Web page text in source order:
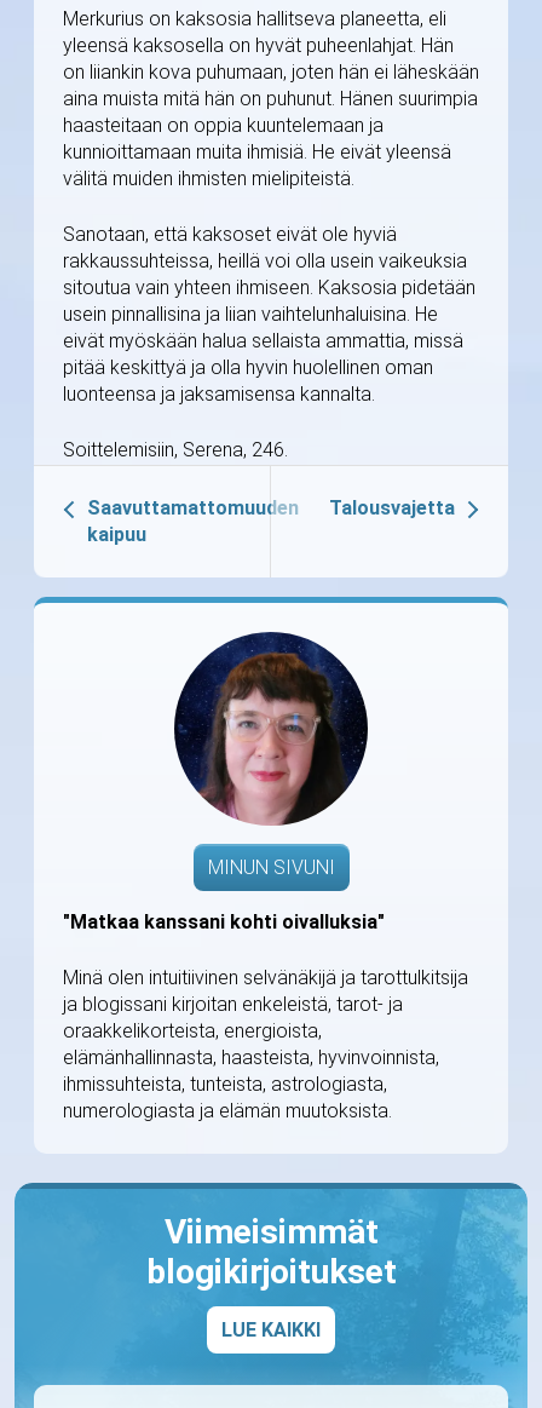
Merkurius on kaksosia hallitseva planeetta, eli
yleensä kaksosella on hyvät puheenlahjat. Hän
on liiankin kova puhumaan, joten hän ei läheskään
aina muista mitä hän on puhunut. Hänen suurimpia
haasteitaan on oppia kuuntelemaan ja
kunnioittamaan muita ihmisiä. He eivät yleensä
välitä muiden ihmisten mielipiteistä.
Sanotaan, että kaksoset eivät ole hyviä
rakkaussuhteissa, heillä voi olla usein vaikeuksia
sitoutua vain yhteen ihmiseen. Kaksosia pidetään
usein pinnallisina ja liian vaihtelunhaluisina. He
eivät myöskään halua sellaista ammattia, missä
pitää keskittyä ja olla hyvin huolellinen oman
luonteensa ja jaksamisensa kannalta.
Soittelemisiin, Serena, 246.
Saavuttamattomuuden
kaipuu
Talousvajetta
MINUN SIVUNI
"Matkaa kanssani kohti oivalluksia"
Minä olen intuitiivinen selvänäkijä ja tarottulkitsija
ja blogissani kirjoitan enkeleistä, tarot- ja
oraakkelikorteista, energioista,
elämänhallinnasta, haasteista, hyvinvoinnista,
ihmissuhteista, tunteista, astrologiasta,
numerologiasta ja elämän muutoksista.
Viimeisimmät
blogikirjoitukset
LUE KAIKKI